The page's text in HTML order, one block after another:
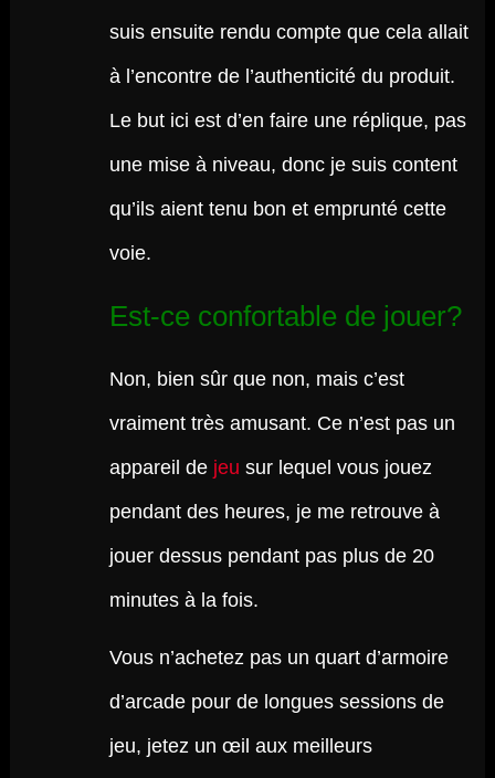
suis ensuite rendu compte que cela allait
à l’encontre de l’authenticité du produit.
Le but ici est d’en faire une réplique, pas
une mise à niveau, donc je suis content
qu’ils aient tenu bon et emprunté cette
voie.
Est-ce confortable de jouer?
Non, bien sûr que non, mais c’est
vraiment très amusant. Ce n’est pas un
appareil de jeu sur lequel vous jouez
pendant des heures, je me retrouve à
jouer dessus pendant pas plus de 20
minutes à la fois.
Vous n’achetez pas un quart d’armoire
d’arcade pour de longues sessions de
jeu, jetez un œil aux meilleurs